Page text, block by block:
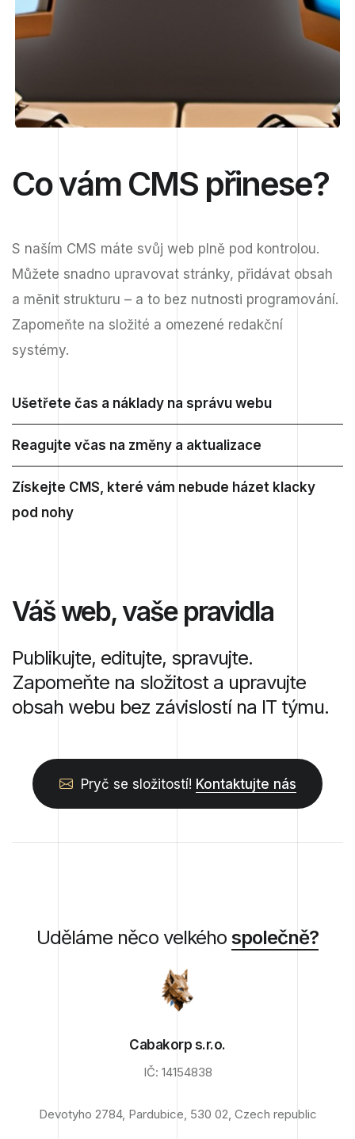
Co vám CMS přinese?
S naším CMS máte svůj web plně pod kontrolou.
Můžete snadno upravovat stránky, přidávat obsah
a měnit strukturu – a to bez nutnosti programování.
Zapomeňte na složité a omezené redakční
systémy.
Ušetřete čas a náklady na správu webu
Reagujte včas na změny a aktualizace
Získejte CMS, které vám nebude házet klacky
pod nohy
Váš web, vaše pravidla
Publikujte, editujte, spravujte.
Zapomeňte na složitost a upravujte
obsah webu bez závislostí na IT týmu.
Pryč se složitostí! Kontaktujte nás
Uděláme něco velkého společně?
Cabakorp s.r.o.
IČ: 14154838
Devotyho 2784, Pardubice, 530 02, Czech republic